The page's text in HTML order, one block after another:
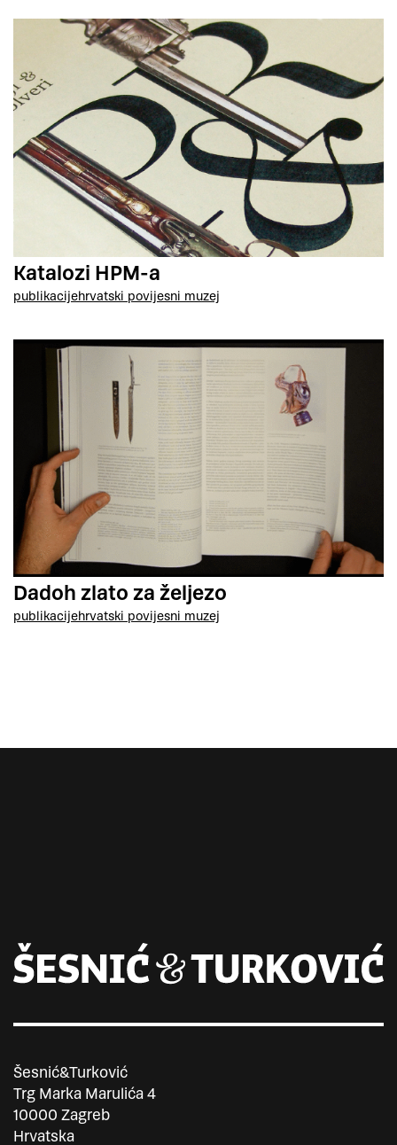
Katalozi HPM-a
publikacijehrvatski povijesni muzej
Dadoh zlato za željezo
publikacijehrvatski povijesni muzej
Šesnić&Turković
Trg Marka Marulića 4
10000 Zagreb
Hrvatska